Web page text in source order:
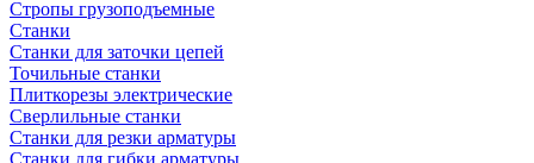
Стропы грузоподъемные
Станки
Станки для заточки цепей
Точильные станки
Плиткорезы электрические
Сверлильные станки
Станки для резки арматуры
Станки для гибки арматуры